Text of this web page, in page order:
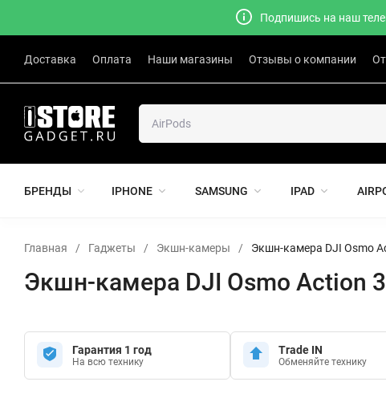
Подпишись на наш
Доставка Оплата Наши магазины Отзывы о компании
БРЕНДЫ IPHONE SAMSUNG IPAD
Главная / Гаджеты / Экшн-камеры / Экшн-камера DJI Osmo
Экшн-камера DJI Osmo Action
Гарантия 1 год
На всю технику
Trade IN
Обменяйте технику